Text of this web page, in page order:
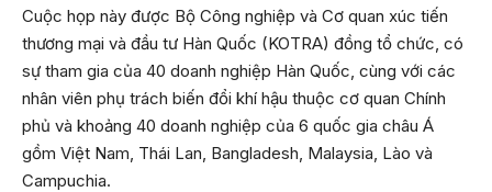
Cuộc họp này được Bộ Công nghiệp và Cơ quan xúc tiến
thương mại và đầu tư Hàn Quốc (KOTRA) đồng tổ chức, có
sự tham gia của 40 doanh nghiệp Hàn Quốc, cùng với các
nhân viên phụ trách biến đổi khí hậu thuộc cơ quan Chính
phủ và khoảng 40 doanh nghiệp của 6 quốc gia châu Á
gồm Việt Nam, Thái Lan, Bangladesh, Malaysia, Lào và
Campuchia.